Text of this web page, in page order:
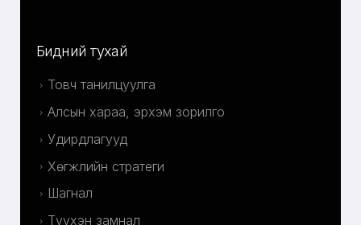
Бидний тухай
Товч танилцуулга
Алсын хараа, эрхэм зорилго
Удирдлагууд
Хөгжлийн стратеги
Шагнал
Түүхэн замнал